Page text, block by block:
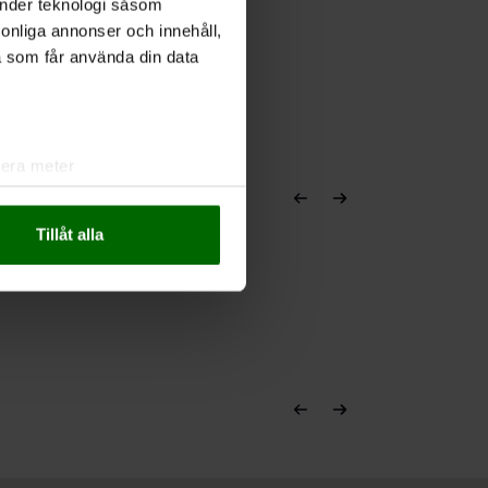
teknologi såsom
annonser och innehåll,
får använda din data
meter
kombinera informationen
Tillåt alla